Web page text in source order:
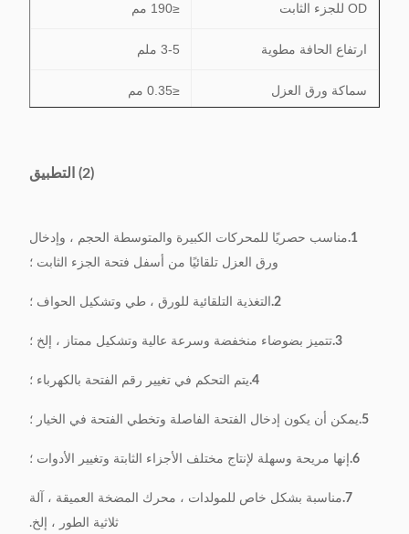
OD للجزء الثابت ≤190 مم
ارتفاع الحافة مطوية 3-5 ملم
سماكة ورق العزل ≤0.35 مم
380 فولت ، 50/60 هرتز ،
وزن 500 كجم
(2) التطبيق
1. مناسب حصريًا للمحركات الكبيرة والمتوسطة الحجم ، وإدخال
ورق العزل تلقائيًا من أسفل فتحة الجزء الثابت ؛
2. التغذية التلقائية للورق ، طي وتشكيل الحواف ؛
3. تتميز بضوضاء منخفضة وسرعة عالية وتشكيل ممتاز ، إلخ ؛
4. يتم التحكم في تغيير رقم الفتحة بالكهرباء ؛
5. يمكن أن يكون إدخال الفتحة الفاصلة وتخطي الفتحة في الخيار ؛
6. إنها مريحة وسهلة لإنتاج مختلف الأجزاء الثابتة وتغيير الأدوات ؛
7. مناسبة بشكل خاص للمولدات ، محرك المضخة العميقة ، آلة
ثلاثية الطور ، إلخ.